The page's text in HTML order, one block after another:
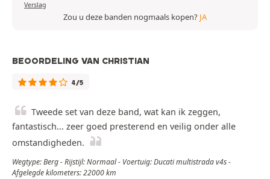
Verslag
Zou u deze banden nogmaals kopen? JA
BEOORDELING VAN CHRISTIAN
4/5
Tweede set van deze band, wat kan ik zeggen,
fantastisch... zeer goed presterend en veilig onder alle
omstandigheden.
Wegtype: Berg - Rijstijl: Normaal - Voertuig: Ducati multistrada v4s -
Afgelegde kilometers: 22000 km